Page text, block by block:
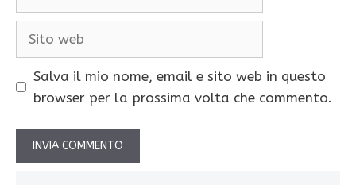
Salva il mio nome, email e sito web in questo
browser per la prossima volta che commento.